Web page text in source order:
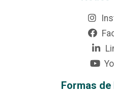
Formas